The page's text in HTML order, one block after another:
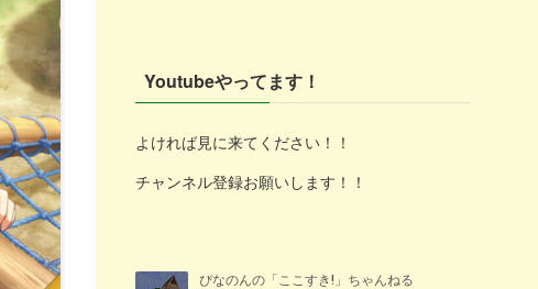
Youtubeやってます！
よければ見に来てください！！
チャンネル登録お願いします！！